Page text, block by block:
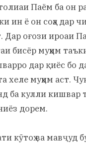
Паём ба он
ин ё он соҳа дар
Дар оғози ироаи
бисёр муҳим
дар қиёс бо
хеле муҳим аст.
ба кулли кишвар
дорем.
кӯтоҳ ва мавҷуд